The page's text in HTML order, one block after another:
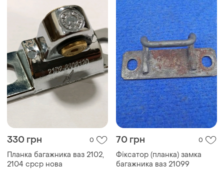
330 грн 0
Планка багажника ваз 2102,
2104 срср нова
70 грн 0
Фіксатор (планка) замка
багажника ваз 21099